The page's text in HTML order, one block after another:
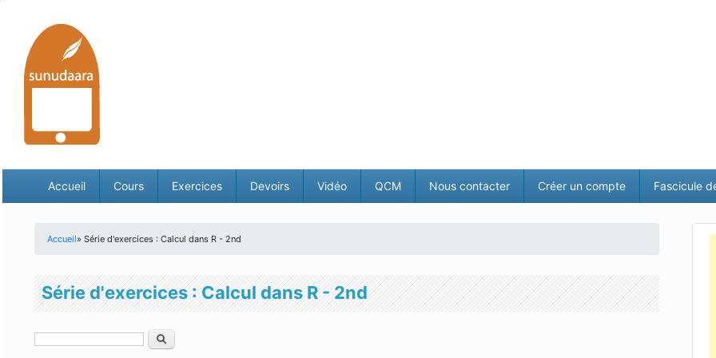
Accueil Cours Exercices Devoirs Vidéo QCM Nous contacter Créer un compte Fascicule
Accueil» Série d'exercices : Calcul dans R - 2nd
Série d'exercices : Calcul dans R - 2nd
Rechercher